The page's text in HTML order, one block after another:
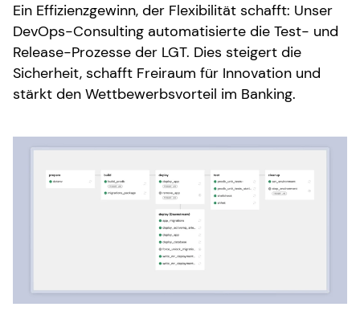
Ein Effizienzgewinn, der Flexibilität schafft: Unser
DevOps-Consulting automatisierte die Test- und
Release-Prozesse der LGT. Dies steigert die
Sicherheit, schafft Freiraum für Innovation und
stärkt den Wettbewerbsvorteil im Banking.